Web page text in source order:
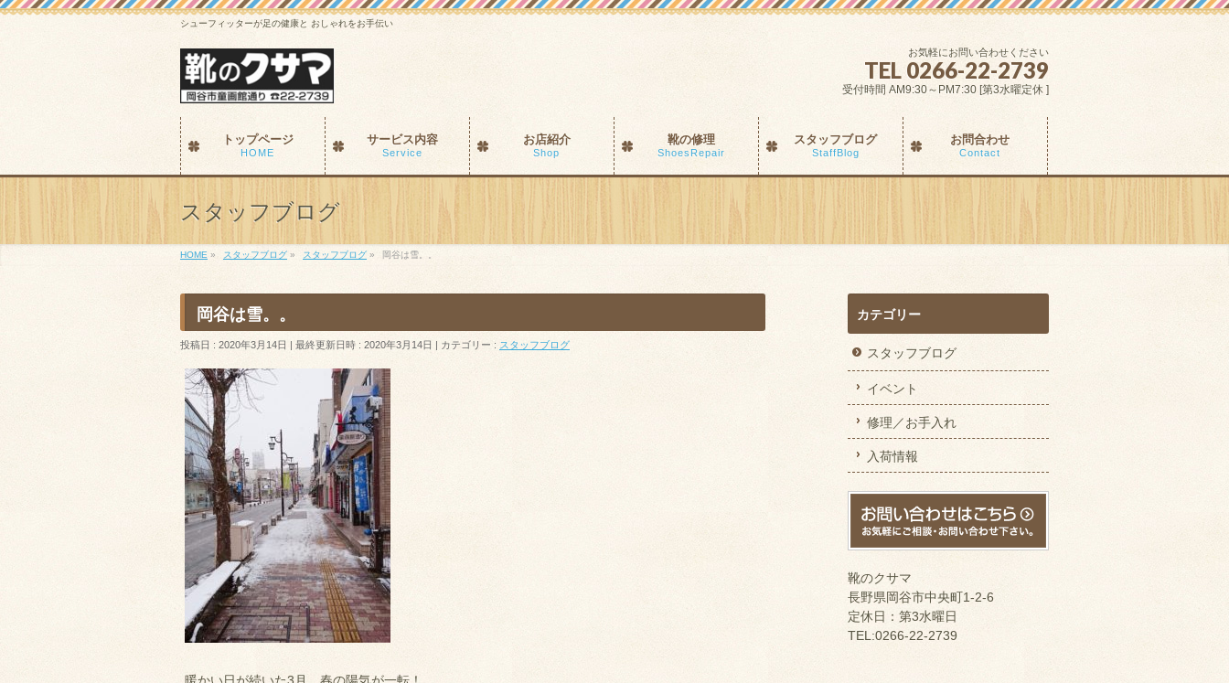
シューフィッターが足の健康と おしゃれをお手伝い
お気軽にお問い合わせください
TEL 0266-22-2739
受付時間 AM9:30～PM7:30 [第3水曜定休 ]
トップページ
HOME
サービス内容
Service
お店紹介
Shop
靴の修理
ShoesRepair
スタッフブログ
StaffBlog
お問合わせ
Contact
スタッフブログ
HOME » スタッフブログ » スタッフブログ » 岡谷は雪。。
岡谷は雪。。
投稿日 : 2020年3月14日 最終更新日時 : 2020年3月14日 カテゴリー : スタッフブログ
カテゴリー
スタッフブログ
イベント
修理／お手入れ
入荷情報
靴のクサマ
長野県岡谷市中央町1-2-6
定休日：第3水曜日
TEL:0266-22-2739